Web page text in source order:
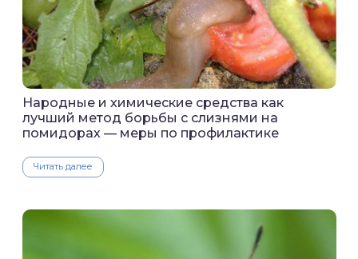
Народные и химические средства как
лучший метод борьбы с слизнями на
помидорах — меры по профилактике
Читать далее